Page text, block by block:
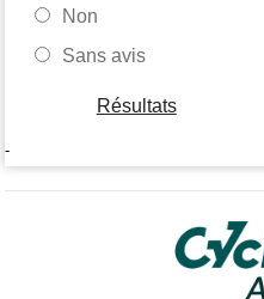
Non
Sans avis
Résultats
-